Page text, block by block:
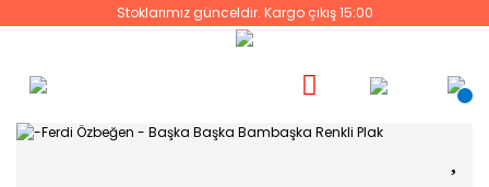
Stoklarımız günceldir. Kargo çıkış 15:00